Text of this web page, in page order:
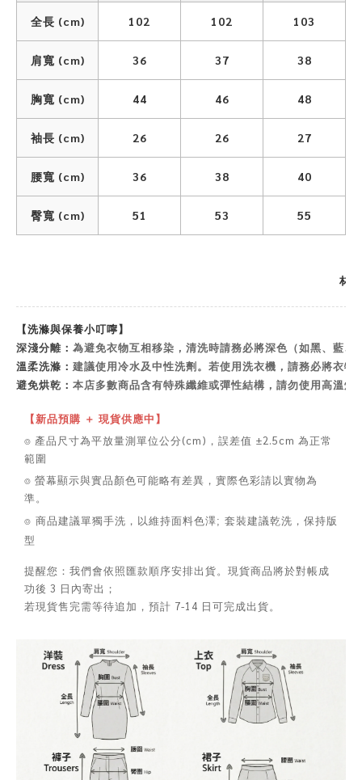
全長 (cm) 102 102 103
肩寬 (cm) 36 37 38
胸寬 (cm) 44 46 48
袖長 (cm) 26 26 27
腰寬 (cm) 36 38 40
臀寬 (cm) 51 53 55
材
【洗滌與保養小叮嚀】
深淺分離： 為避免衣物互相移染，清洗時請務必將深色（如黑、藍
溫柔洗滌： 建議使用冷水及中性洗劑。若使用洗衣機，請務必將衣
避免烘乾： 本店多數商品含有特殊纖維或彈性結構，請勿使用高溫烘
【新品預購 ＋ 現貨供應中】
⌾ 產品尺寸為平放量測單位公分(cm)，誤差值 ±2.5cm 為正常
範圍
⌾ 螢幕顯示與實品顏色可能略有差異，實際色彩請以實物為
準。
⌾ 商品建議單獨手洗，以維持面料色澤; 套裝建議乾洗，保持版
型
提醒您：我們會依照匯款順序安排出貨。現貨商品將於對帳成
功後 3 日內寄出；
若現貨售完需等待追加，預計 7-14 日可完成出貨。